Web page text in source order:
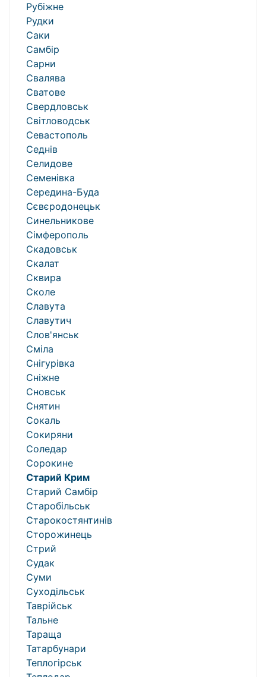
Рубіжне
Рудки
Саки
Самбір
Сарни
Свалява
Сватове
Свердловськ
Світловодськ
Севастополь
Седнів
Селидове
Семенівка
Середина-Буда
Сєвєродонецьк
Синельникове
Сімферополь
Скадовськ
Скалат
Сквира
Сколе
Славута
Славутич
Слов'янськ
Сміла
Снігурівка
Сніжне
Сновськ
Снятин
Сокаль
Сокиряни
Соледар
Сорокине
Старий Крим
Старий Самбір
Старобільськ
Старокостянтинів
Сторожинець
Стрий
Судак
Суми
Суходільськ
Таврійськ
Тальне
Тараща
Татарбунари
Теплогірськ